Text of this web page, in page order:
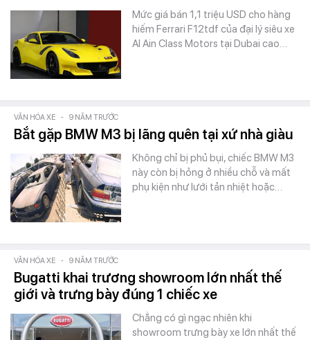
Mức giá bán 1,1 triệu USD cho hàng
hiếm Ferrari F12tdf của đại lý siêu xe
Al Ain Class Motors tại Dubai cao…
VĂN HÓA XE - 9 NĂM TRƯỚC
Bắt gặp BMW M3 bị lãng quên tại xứ nhà giàu
Không chỉ bị phủ bụi, chiếc BMW M3
này còn bị hỏng ở nhiều chỗ và mất
phụ kiện như lưới tản nhiệt hoặc…
VĂN HÓA XE - 9 NĂM TRƯỚC
Bugatti khai trương showroom lớn nhất thế
giới và trưng bày đúng 1 chiếc xe
Chẳng có gì ngạc nhiên khi
showroom trưng bày xe lớn nhất thế